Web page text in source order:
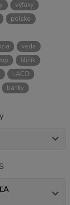
výfuky
polsko
veda
hliník
LACO
banky